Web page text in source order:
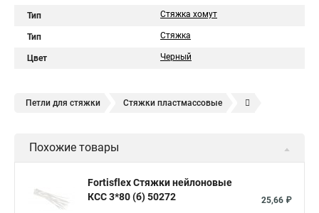
Тип Стяжка хомут
Тип Стяжка
Цвет Черный
Петли для стяжки Стяжки пластмассовые
Стяжки зажим Хомут стяжка нейлоновая купить в
Стяжка alt Хомуты стяжки труб Стяжки магазин
Похожие товары
Fortisflex Стяжки нейлоновые
КСС 3*80 (б) 50272
25,66 ₽